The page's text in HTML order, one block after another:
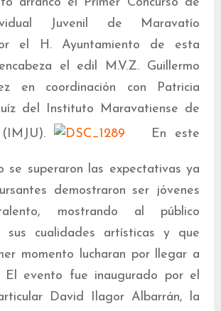
Juvenil de Maravatío
el H. Ayuntamiento de esta
el edil M.V.Z. Guillermo
en coordinación con Patricia
del Instituto Maravatiense de
(IMJU).
En este
se superaron las expectativas ya
demostraron ser jóvenes
mostrando al público
sus cualidades artísticas y que
momento lucharan por llegar a
El evento fue inaugurado por el
David Ilagor Albarrán, la